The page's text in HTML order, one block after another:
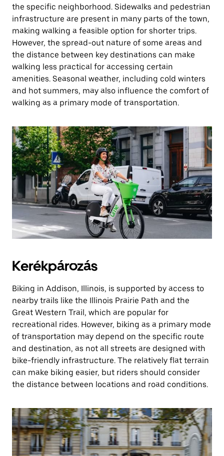
the specific neighborhood. Sidewalks and pedestrian
infrastructure are present in many parts of the town,
making walking a feasible option for shorter trips.
However, the spread-out nature of some areas and
the distance between key destinations can make
walking less practical for accessing certain
amenities. Seasonal weather, including cold winters
and hot summers, may also influence the comfort of
walking as a primary mode of transportation.
Kerékpározás
Biking in Addison, Illinois, is supported by access to
nearby trails like the Illinois Prairie Path and the
Great Western Trail, which are popular for
recreational rides. However, biking as a primary mode
of transportation may depend on the specific route
and destination, as not all streets are designed with
bike-friendly infrastructure. The relatively flat terrain
can make biking easier, but riders should consider
the distance between locations and road conditions.